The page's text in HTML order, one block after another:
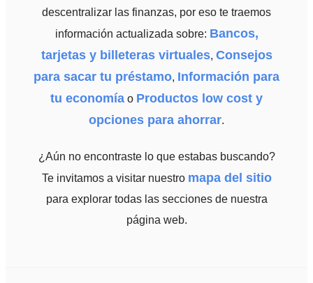
descentralizar las finanzas, por eso te traemos
información actualizada sobre: Bancos,
tarjetas y billeteras virtuales, Consejos
para sacar tu préstamo, Información para
tu economía o Productos low cost y
opciones para ahorrar.
¿Aún no encontraste lo que estabas buscando?
Te invitamos a visitar nuestro mapa del sitio
para explorar todas las secciones de nuestra
página web.